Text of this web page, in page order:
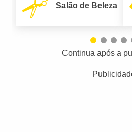
Salão de Beleza
Continua após a